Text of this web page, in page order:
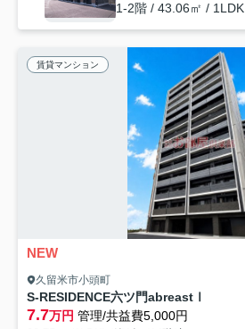
1-2階 / 43.06㎡ / 1LDK
賃貸マンション
NEW
久留米市小頭町
S-RESIDENCE六ツ門abreastⅠ
7.7万円 管理/共益費5,000円